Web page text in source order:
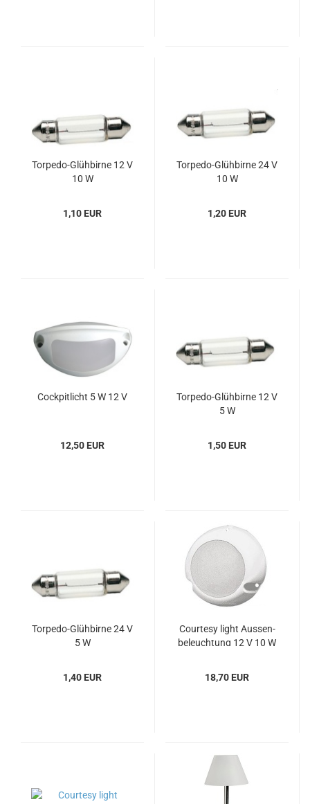
Torpedo-​​Glüh­bir­ne 12 V
10 W
1,10 EUR
Torpedo-​​Glüh­bir­ne 24 V
10 W
1,20 EUR
Cock­pit­licht 5 W 12 V
12,50 EUR
Torpedo-​​Glüh­bir­ne 12 V
5 W
1,50 EUR
Torpedo-​​Glüh­bir­ne 24 V
5 W
1,40 EUR
Cour­te­sy light Aus­sen­
be­leuch­tung 12 V 10 W
18,70 EUR